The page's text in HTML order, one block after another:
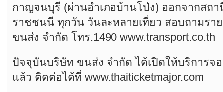
กาญจนบุรี (ผ่านอำเภอบ้านโป่ง) ออกจากสถ
ราชชนนี ทุกวัน วันละหลายเที่ยว สอบถามรา
ขนส่ง จำกัด โทร.1490 www.transport.co.th
ปัจจุบันบริษัท ขนส่ง จำกัด ได้เปิดให้บริการจ
แล้ว ติดต่อได้ที่ www.thaiticketmajor.com